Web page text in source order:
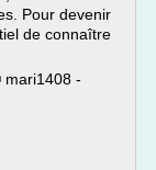
Pour devenir
de connaître
-